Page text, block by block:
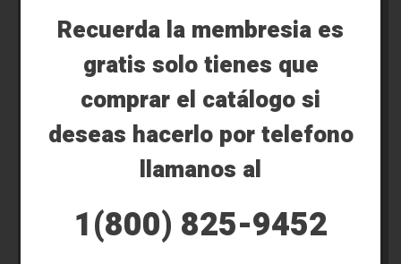
Recuerda la membresia es
gratis solo tienes que
comprar el catálogo si
deseas hacerlo por telefono
llamanos al
1(800) 825-9452